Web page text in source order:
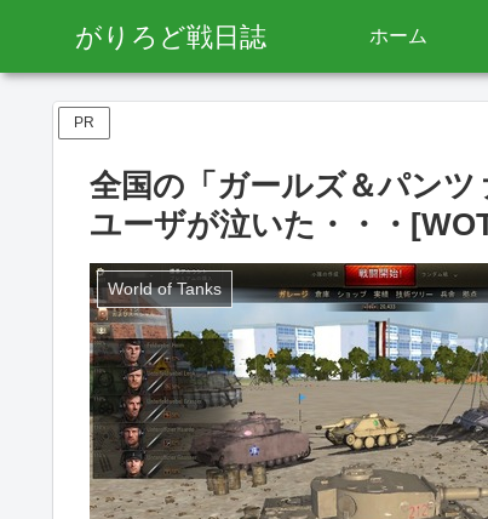
がりろど戦日誌 ホーム
PR
全国の「ガールズ＆パンツ
ユーザが泣いた・・・
World of Tanks